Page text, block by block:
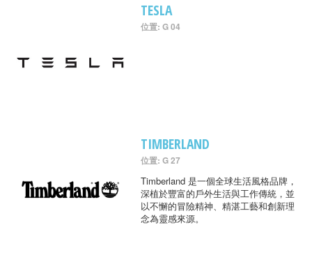
TESLA
位置: G 04
TIMBERLAND
位置: G 27
Timberland 是一個全球生活風格品牌，
深植於豐富的戶外生活與工作傳統，並
以不懈的冒險精神、精湛工藝和創新理
念為靈感來源。